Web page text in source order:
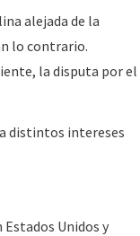
alejada de la
lo contrario.
la disputa por el
distintos intereses
Unidos y